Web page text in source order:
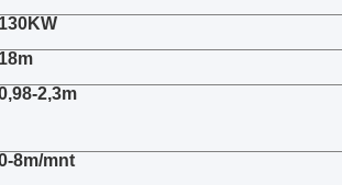
130KW
18m
2,3m
8m/mnt